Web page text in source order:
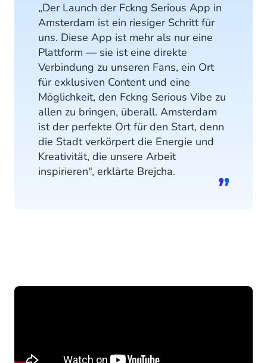
„Der Launch der Fckng Serious App in
Amsterdam ist ein riesiger Schritt für
uns. Diese App ist mehr als nur eine
Plattform — sie ist eine direkte
Verbindung zu unseren Fans, ein Ort
für exklusiven Content und eine
Möglichkeit, den Fckng Serious Vibe zu
allen zu bringen, überall. Amsterdam
ist der perfekte Ort für den Start, denn
die Stadt verkörpert die Energie und
Kreativität, die unsere Arbeit
inspirieren“, erklärte Brejcha.